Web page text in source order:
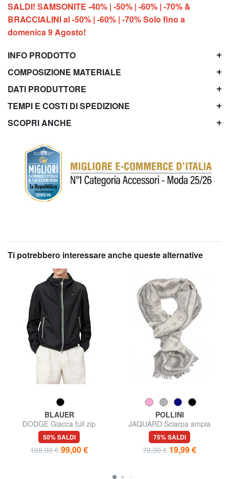
SALDI! SAMSONITE -40% | -50% | -60% | -70% &
BRACCIALINI al -50% | -60% | -70% Solo fino a
domenica 9 Agosto!
INFO PRODOTTO
COMPOSIZIONE MATERIALE
DATI PRODUTTORE
TEMPI E COSTI DI SPEDIZIONE
SCOPRI ANCHE
Ti potrebbero interessare anche queste alternative
BLAUER
DODGE Giacca full zip
50% SALDI
198,00 € 99,00 €
POLLINI
JAQUARD Sciarpa ampia
75% SALDI
79,90 € 19,99 €